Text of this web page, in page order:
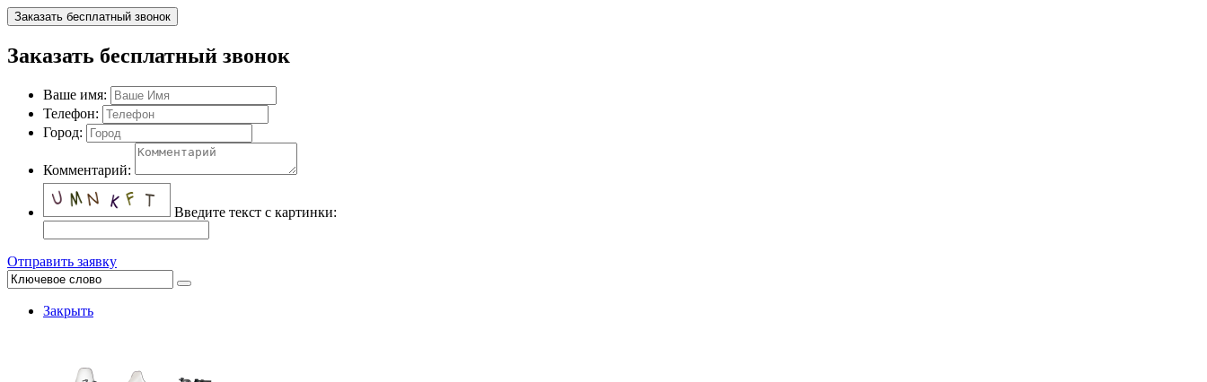
Заказать бесплатный звонок
Заказать бесплатный звонок
Ваше имя:
Телефон:
Город:
Комментарий:
Введите текст с картинки:
Отправить заявку
Закрыть